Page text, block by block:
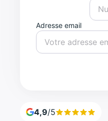
Adresse email
4,9/5